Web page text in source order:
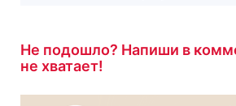
Не подошло? Напиши в
не хватает!